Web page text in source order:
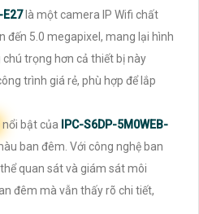
E27 là một camera IP Wifi chất
đến 5.0 megapixel, mang lại hình
trọng hơn cả thiết bị này
trình giá rẻ, phù hợp để lắp
nổi bật của
IPC-S6DP-5M0WEB-
ban đêm. Với công nghệ ban
quan sát và giám sát môi
đêm mà vẫn thấy rõ chi tiết,